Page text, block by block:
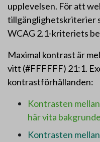
upplevelsen. För att
tillgänglighetskriterier
WCAG 2.1-kriteriets
Maximal kontrast är
vitt (#FFFFFF) 21:1.
kontrastförhållanden:
Kontrasten
här vita
Kontrasten